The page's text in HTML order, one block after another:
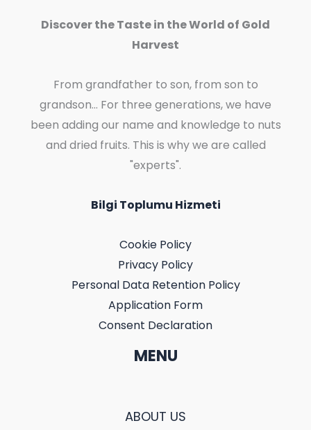
Discover the Taste in the World of Gold
Harvest
From grandfather to son, from son to
grandson... For three generations, we have
been adding our name and knowledge to nuts
and dried fruits. This is why we are called
"experts".
Bilgi Toplumu Hizmeti
Cookie Policy
Privacy Policy
Personal Data Retention Policy
Application Form
Consent Declaration
MENU
ABOUT US